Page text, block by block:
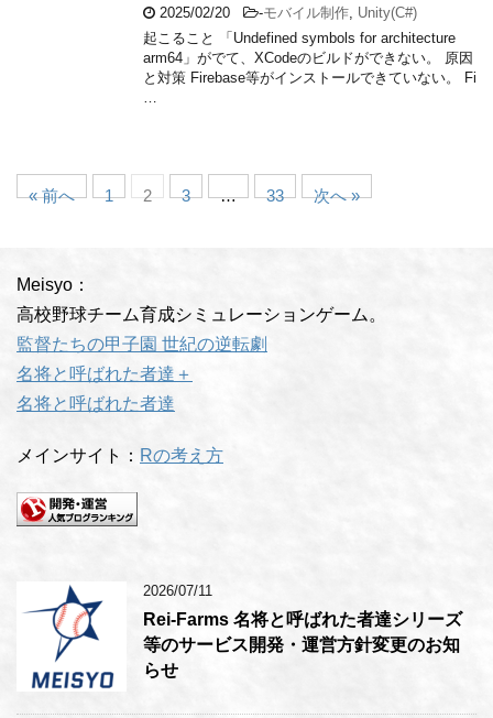
2025/02/20 -モバイル制作 Unity(C#)
起こること 「Undefined symbols for architecture
arm64」がでて、XCodeのビルドができない。 原因
と対策 Firebase等がインストールできていない。 Fi
« 前へ 1 2 3 … 33 次へ »
Meisyo：
高校野球チーム育成シミュレーションゲーム。
監督たちの甲子園 世紀の逆転劇
名将と呼ばれた者達＋
名将と呼ばれた者達
メインサイト： Rの考え方
2026/07/11
Rei-Farms 名将と呼ばれた者達シリーズ
等のサービス開発・運営方針変更のお知
らせ